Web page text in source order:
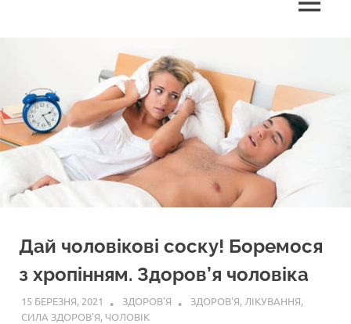
МЕНЮ
Дай чоловікові соску! Боремося
з хропінням. Здоров’я чоловіка
15 БЕРЕЗНЯ, 2021 ЗДОРОВ'Я ЗДОРОВ'Я,ЛІКУВАННЯ,
СИЛА ЗДОРОВ'Я, ЧОЛОВІК